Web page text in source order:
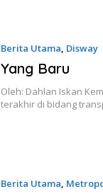
Berita Utama, Disway
Yang Baru
Oleh: Dahlan Iskan
terakhir di bidang
Berita Utama,